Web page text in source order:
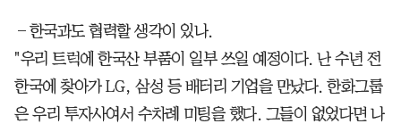
―한국과도 협력할 생각이 있나.
"우리 트럭에 한국산 부품이 일부 쓰일 예정이다. 난 수년 전
한국에 찾아가 LG, 삼성 등 배터리 기업을 만났다. 한화그룹
은 우리 투자사여서 수차례 미팅을 했다. 그들이 없었다면 나